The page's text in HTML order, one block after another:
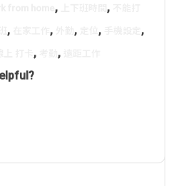
, ,
, , , , ,
, ,